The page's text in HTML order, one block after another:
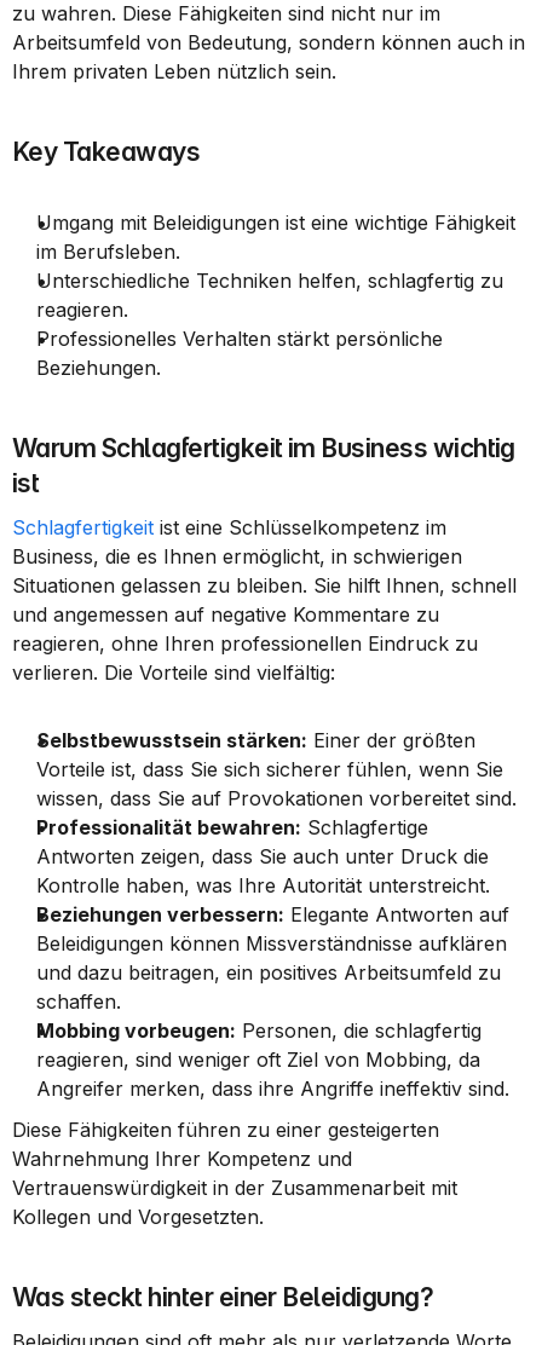
zu wahren. Diese Fähigkeiten sind nicht nur im
Arbeitsumfeld von Bedeutung, sondern können auch in
Ihrem privaten Leben nützlich sein.
Key Takeaways
Umgang mit Beleidigungen ist eine wichtige Fähigkeit
im Berufsleben.
Unterschiedliche Techniken helfen, schlagfertig zu
reagieren.
Professionelles Verhalten stärkt persönliche
Beziehungen.
Warum Schlagfertigkeit im Business wichtig
ist
Schlagfertigkeit ist eine Schlüsselkompetenz im
Business, die es Ihnen ermöglicht, in schwierigen
Situationen gelassen zu bleiben. Sie hilft Ihnen, schnell
und angemessen auf negative Kommentare zu
reagieren, ohne Ihren professionellen Eindruck zu
verlieren. Die Vorteile sind vielfältig:
Selbstbewusstsein stärken: Einer der größten
Vorteile ist, dass Sie sich sicherer fühlen, wenn Sie
wissen, dass Sie auf Provokationen vorbereitet sind.
Professionalität bewahren: Schlagfertige
Antworten zeigen, dass Sie auch unter Druck die
Kontrolle haben, was Ihre Autorität unterstreicht.
Beziehungen verbessern: Elegante Antworten auf
Beleidigungen können Missverständnisse aufklären
und dazu beitragen, ein positives Arbeitsumfeld zu
schaffen.
Mobbing vorbeugen: Personen, die schlagfertig
reagieren, sind weniger oft Ziel von Mobbing, da
Angreifer merken, dass ihre Angriffe ineffektiv sind.
Diese Fähigkeiten führen zu einer gesteigerten
Wahrnehmung Ihrer Kompetenz und
Vertrauenswürdigkeit in der Zusammenarbeit mit
Kollegen und Vorgesetzten.
Was steckt hinter einer Beleidigung?